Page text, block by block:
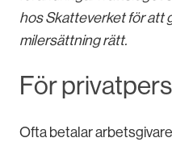
hos Skatteverket för att
milersättning rätt.
För
Ofta betalar